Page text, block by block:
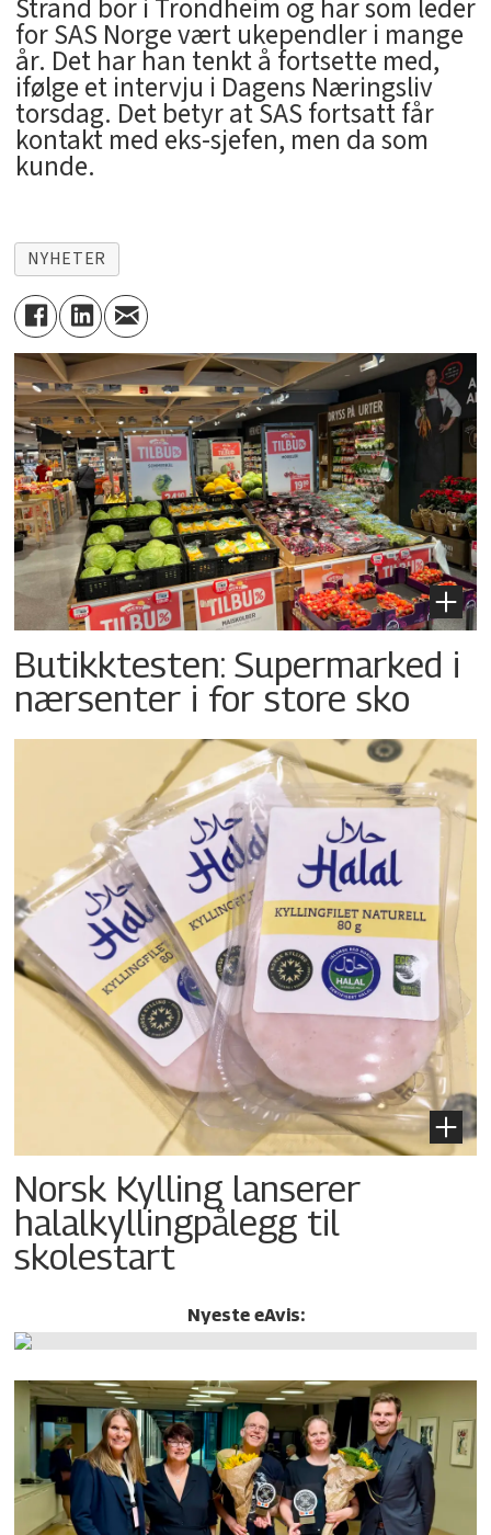
Strand bor i Trondheim og har som leder
for SAS Norge vært ukependler i mange
år. Det har han tenkt å fortsette med,
ifølge et intervju i Dagens Næringsliv
torsdag. Det betyr at SAS fortsatt får
kontakt med eks-sjefen, men da som
kunde.
NYHETER
Butikktesten: Supermarked i
nærsenter i for store sko
Norsk Kylling lanserer
halalkylling­pålegg til
skolestart
Nyeste eAvis: